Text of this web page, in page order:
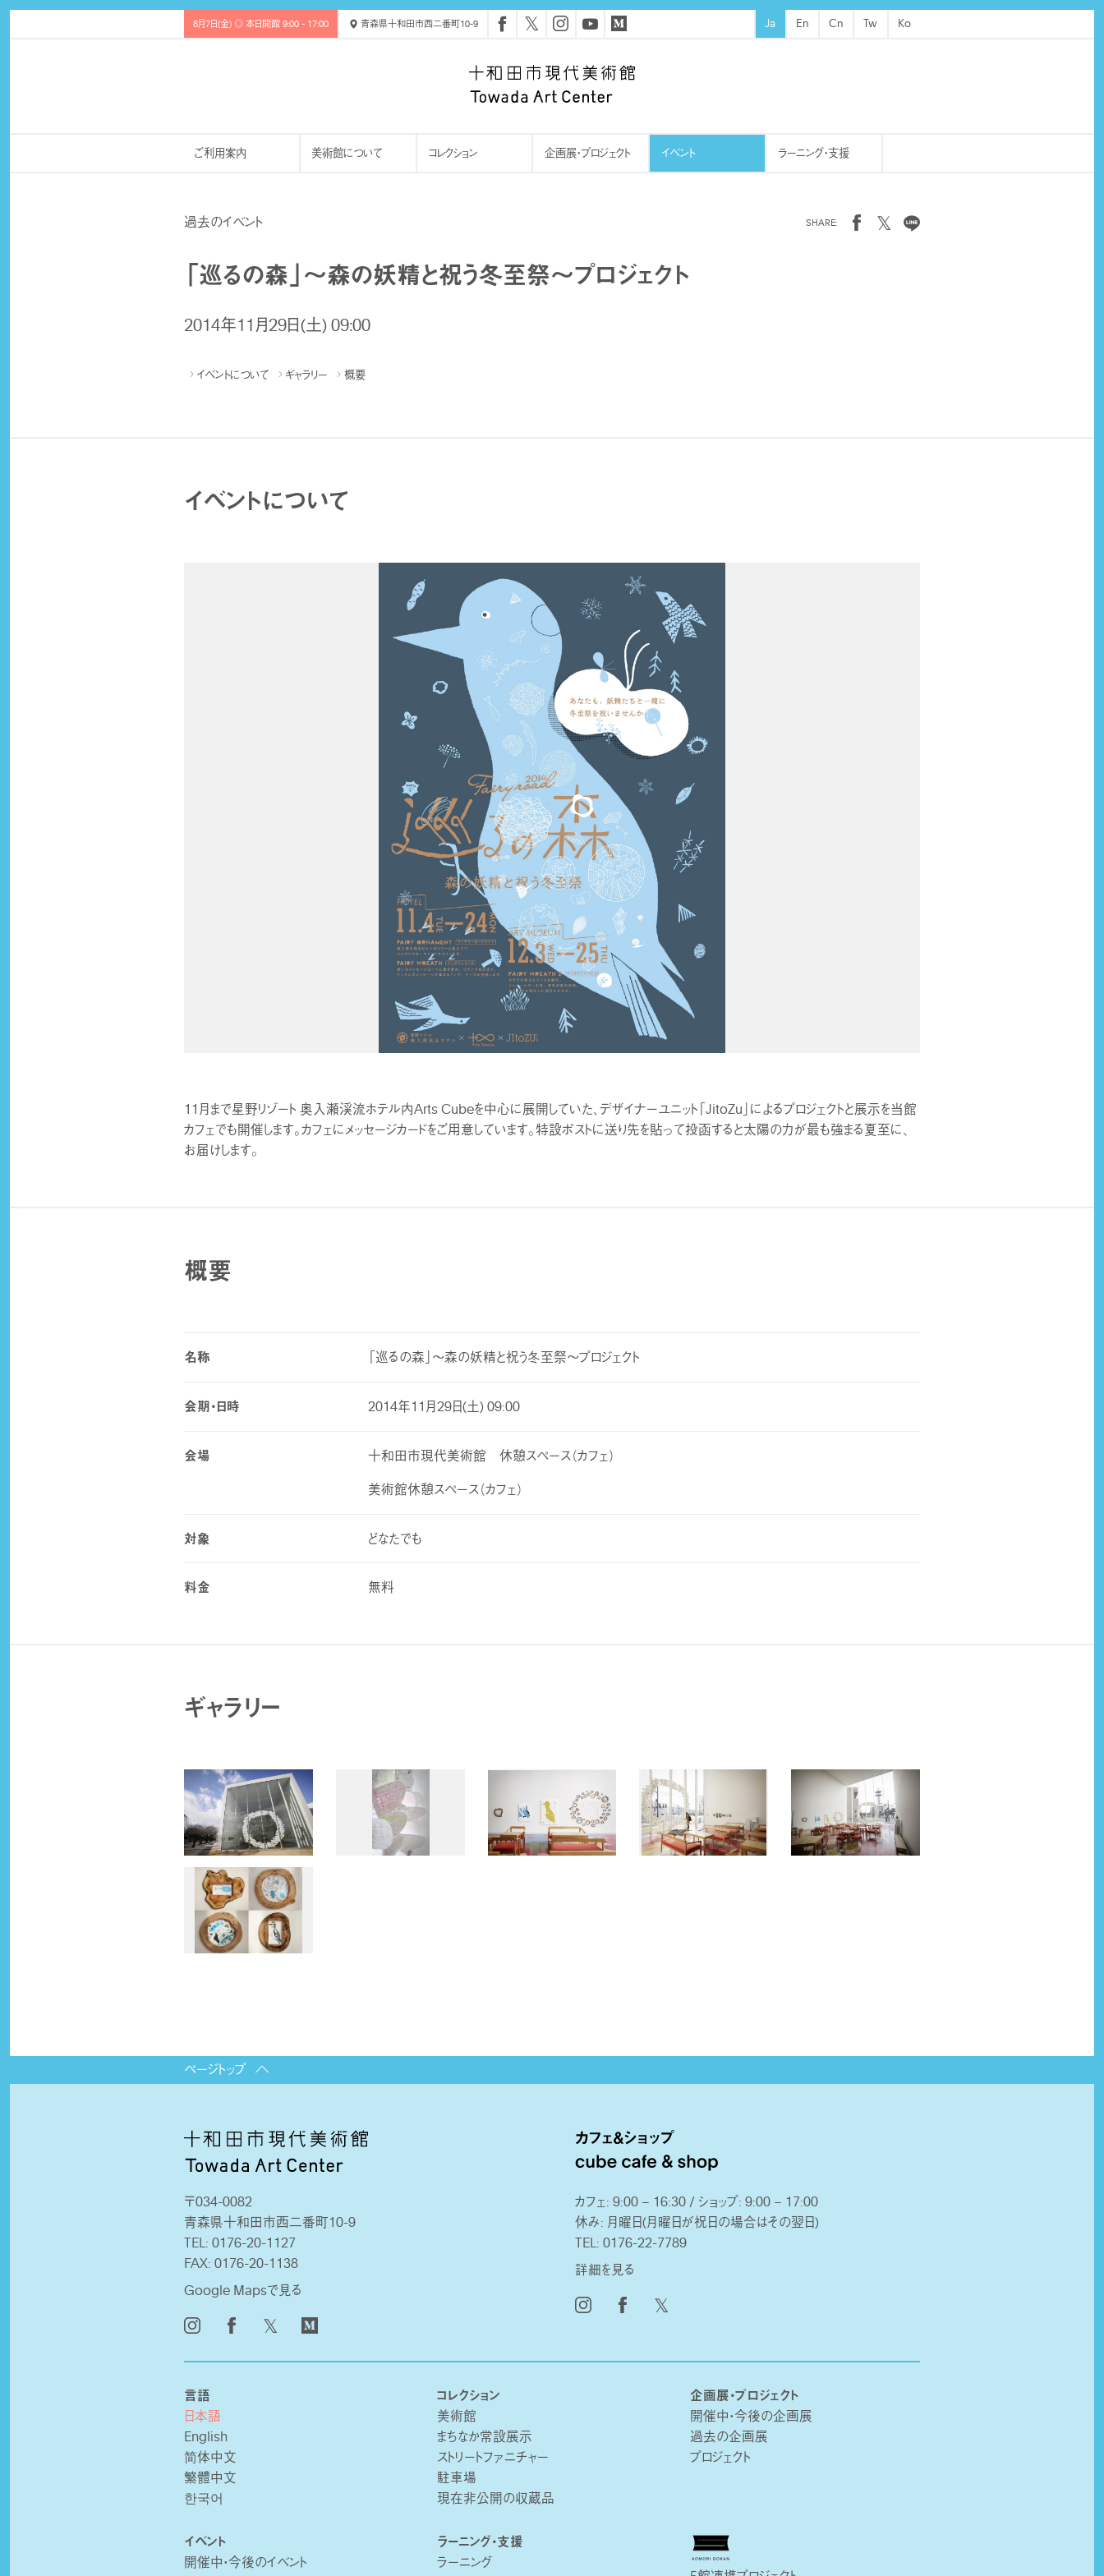
8月7日(金) ◎ 本日開館 9:00 - 17:00 青森県十和田市西二番町10-9 𝕏 Ja En Cn Tw Ko
ご利用案内 美術館について コレクション 企画展・プロジェクト イベント ラーニング・支援
過去のイベント 𝕏
「巡るの森」～森の妖精と祝う冬至祭～プロジェクト
2014年11月29日(土) 09:00
イベントについて ギャラリー 概要
イベントについて
11月まで星野リゾート 奥入瀬渓流ホテル内Arts Cubeを中心に展開していた、デザイナーユニット「JitoZu」によるプロジェクトと展示を当館
カフェでも開催します。カフェにメッセージカードをご用意しています。特設ポストに送り先を貼って投函すると太陽の力が最も強まる夏至に、
お届けします。
概要
名称 「巡るの森」～森の妖精と祝う冬至祭～プロジェクト
会期・日時 2014年11月29日(土) 09:00
会場
十和田市現代美術館 休憩スペース（カフェ）
美術館休憩スペース（カフェ）
対象 どなたでも
料金 無料
ギャラリー
ページトップ
〒034-0082
青森県十和田市西二番町10-9
TEL: 0176-20-1127
FAX: 0176-20-1138
Google Mapsで見る
𝕏
カフェ: 9:00 – 16:30 / ショップ: 9:00 – 17:00
休み: 月曜日(月曜日が祝日の場合はその翌日)
TEL: 0176-22-7789
詳細を見る
𝕏
言語
日本語
English
简体中文
繁體中文
한국어
コレクション
美術館
まちなか常設展示
ストリートファニチャー
駐車場
現在非公開の収蔵品
企画展・プロジェクト
開催中・今後の企画展
過去の企画展
プロジェクト
イベント
開催中・今後のイベント
ラーニング・支援
ラーニング